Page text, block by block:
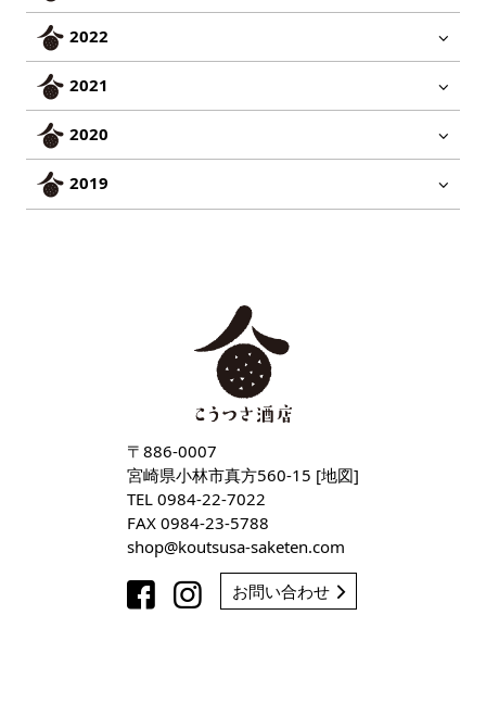
2022
2021
2020
2019
〒886-0007
宮崎県小林市真方560-15 [地図]
TEL 0984-22-7022
FAX 0984-23-5788
shop
koutsusa-saketen com
お問い合わせ